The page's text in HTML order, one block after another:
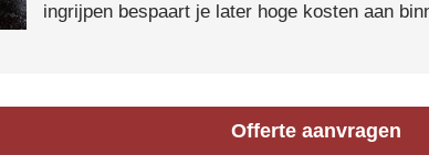
ingrijpen bespaart je later hoge kosten aan
Offerte aanvragen